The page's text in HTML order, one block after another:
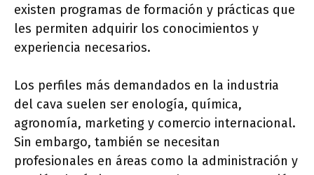
existen programas de formación y prácticas que
les permiten adquirir los conocimientos y
experiencia necesarios.
Los perfiles más demandados en la industria
del cava suelen ser enología, química,
agronomía, marketing y comercio internacional.
Sin embargo, también se necesitan
profesionales en áreas como la administración y